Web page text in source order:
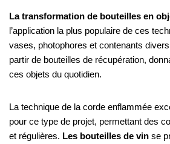
La transformation de bouteilles en
l’application la plus populaire de ces
vases, photophores et contenants
partir de bouteilles de récupération,
ces objets du quotidien.
La technique de la corde enflammée
pour ce type de projet, permettant des
et régulières. Les bouteilles de vin se